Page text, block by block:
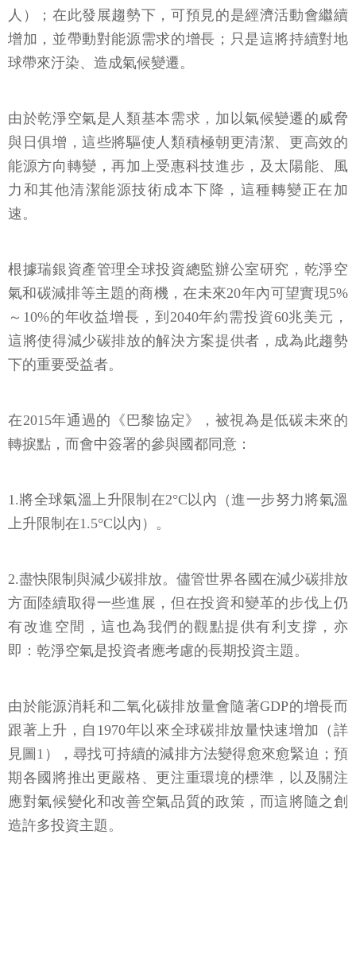
人）；在此發展趨勢下，可預見的是經濟活動會繼續
增加，並帶動對能源需求的增長；只是這將持續對地
球帶來汙染、造成氣候變遷。
由於乾淨空氣是人類基本需求，加以氣候變遷的威脅
與日俱增，這些將驅使人類積極朝更清潔、更高效的
能源方向轉變，再加上受惠科技進步，及太陽能、風
力和其他清潔能源技術成本下降，這種轉變正在加
速。
根據瑞銀資產管理全球投資總監辦公室研究，乾淨空
氣和碳減排等主題的商機，在未來20年內可望實現5%
～10%的年收益增長，到2040年約需投資60兆美元，
這將使得減少碳排放的解決方案提供者，成為此趨勢
下的重要受益者。
在2015年通過的《巴黎協定》，被視為是低碳未來的
轉捩點，而會中簽署的參與國都同意：
1.將全球氣溫上升限制在2°C以內（進一步努力將氣溫
上升限制在1.5°C以內）。
2.盡快限制與減少碳排放。儘管世界各國在減少碳排放
方面陸續取得一些進展，但在投資和變革的步伐上仍
有改進空間，這也為我們的觀點提供有利支撐，亦
即：乾淨空氣是投資者應考慮的長期投資主題。
由於能源消耗和二氧化碳排放量會隨著GDP的增長而
跟著上升，自1970年以來全球碳排放量快速增加（詳
見圖1），尋找可持續的減排方法變得愈來愈緊迫；預
期各國將推出更嚴格、更注重環境的標準，以及關注
應對氣候變化和改善空氣品質的政策，而這將隨之創
造許多投資主題。